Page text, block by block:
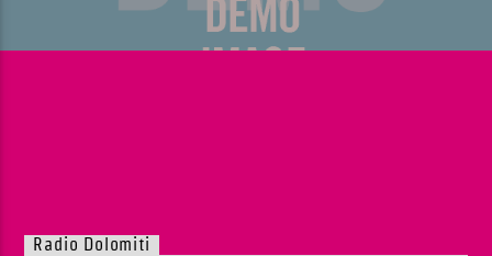
Radio Dolomiti